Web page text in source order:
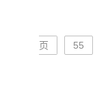
页
55